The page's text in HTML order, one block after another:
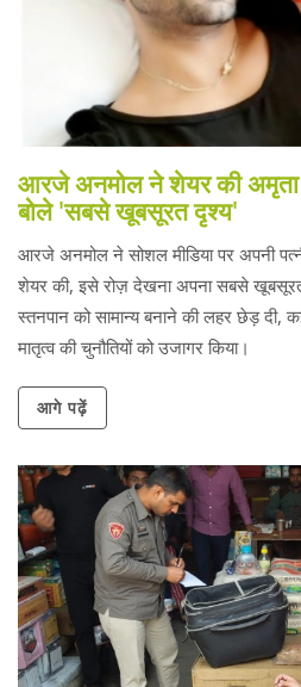
आरजे अनमोल ने शेयर की अमृता
बोले 'सबसे खूबसूरत दृश्य'
आरजे अनमोल ने सोशल मीडिया पर अपनी
शेयर की, इसे रोज़ देखना अपना सबसे खूबसूरत
स्तनपान को सामान्य बनाने की लहर छेड़ दी,
मातृत्व की चुनौतियों को उजागर किया।
आगे पढ़ें